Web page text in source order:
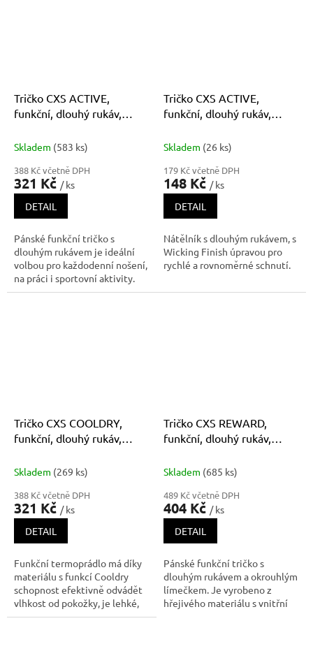
Tričko CXS ACTIVE,
funkční, dlouhý rukáv,
Skladem (583 ks)
388 Kč včetně DPH
321 Kč / ks
DETAIL
Pánské funkční tričko s
dlouhým rukávem je ideální
volbou pro každodenní nošení,
na práci i sportovní aktivity.
Kombinace 65 % bavlnya 35 %
Tričko CXS ACTIVE,
funkční, dlouhý rukáv,
Skladem (26 ks)
179 Kč včetně DPH
148 Kč / ks
DETAIL
Nátělník s dlouhým rukávem, s
Wicking Finish úpravou pro
rychlé a rovnoměrné schnutí.
Tričko CXS COOLDRY,
funkční, dlouhý rukáv,
Skladem (269 ks)
388 Kč včetně DPH
321 Kč / ks
DETAIL
Funkční termoprádlo má díky
materiálu s funkcí Cooldry
schopnost efektivně odvádět
vlhkost od pokožky, je lehké,
prodyšnéa rychleschnoucí.
Tričko CXS REWARD,
funkční, dlouhý rukáv,
Skladem (685 ks)
489 Kč včetně DPH
404 Kč / ks
DETAIL
Pánské funkční tričko s
dlouhým rukávem a okrouhlým
límečkem. Je vyrobeno z
hřejivého materiálu s vnitřní